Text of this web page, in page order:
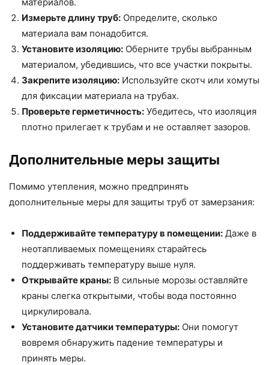
Измерьте длину труб: Определите, сколько
материала вам понадобится.
Установите изоляцию: Оберните трубы выбранным
материалом, убедившись, что все участки покрыты.
Закрепите изоляцию: Используйте скотч или хомуты
для фиксации материала на трубах.
Проверьте герметичность: Убедитесь, что изоляция
плотно прилегает к трубам и не оставляет зазоров.
Дополнительные меры защиты
Помимо утепления, можно предпринять
дополнительные меры для защиты труб от замерзания:
Поддерживайте температуру в помещении: Даже в
неотапливаемых помещениях старайтесь
поддерживать температуру выше нуля.
Открывайте краны: В сильные морозы оставляйте
краны слегка открытыми, чтобы вода постоянно
циркулировала.
Установите датчики температуры: Они помогут
вовремя обнаружить падение температуры и
принять меры.